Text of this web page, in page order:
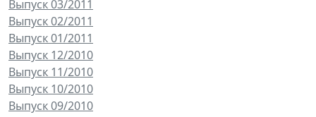
Выпуск 03/2011
Выпуск 02/2011
Выпуск 01/2011
Выпуск 12/2010
Выпуск 11/2010
Выпуск 10/2010
Выпуск 09/2010